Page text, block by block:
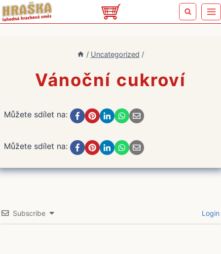
Přeskočit
na
/ Uncategorized /
Vánoční cukroví
Můžete sdílet na:
Můžete sdílet na:
Subscribe Login